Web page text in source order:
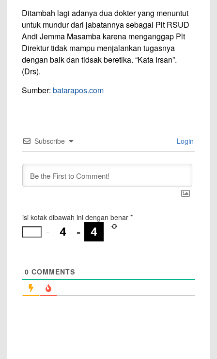
Ditambah lagi adanya dua dokter yang menuntut
untuk mundur dari jabatannya sebagai Plt RSUD
Andi Jemma Masamba karena menganggap Plt
Direktur tidak mampu menjalankan tugasnya
dengan baik dan tidsak beretika. “Kata Irsan”.
(Drs).
Sumber: batarapos.com
Subscribe Login
isi kotak dibawah ini dengan benar *
−
=
0 COMMENTS